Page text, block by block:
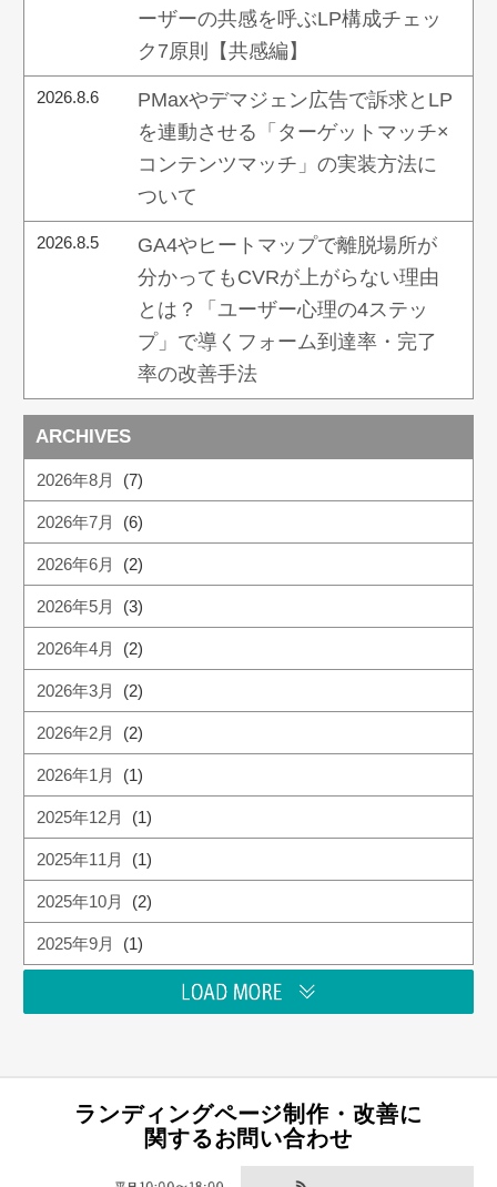
ーザーの共感を呼ぶLP構成チェッ
ク7原則【共感編】
2026.8.6
PMaxやデマジェン広告で訴求とLP
を連動させる「ターゲットマッチ×
コンテンツマッチ」の実装方法に
ついて
2026.8.5
GA4やヒートマップで離脱場所が
分かってもCVRが上がらない理由
とは？「ユーザー心理の4ステッ
プ」で導くフォーム到達率・完了
率の改善手法
ARCHIVES
2026年8月 (7)
2026年7月 (6)
2026年6月 (2)
2026年5月 (3)
2026年4月 (2)
2026年3月 (2)
2026年2月 (2)
2026年1月 (1)
2025年12月 (1)
2025年11月 (1)
2025年10月 (2)
2025年9月 (1)
ランディングページ制作・改善に
関するお問い合わせ